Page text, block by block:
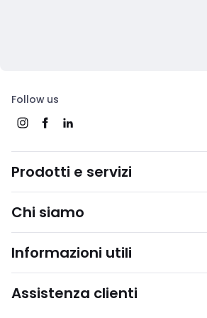
Follow us
Prodotti e servizi
Chi siamo
Informazioni utili
Assistenza clienti